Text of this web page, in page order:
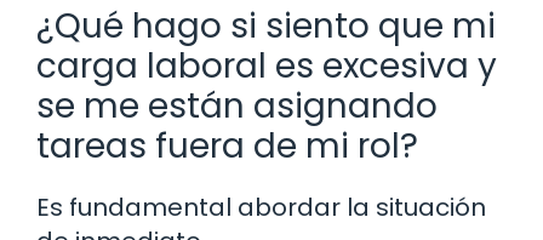
¿Qué hago si siento que mi
carga laboral es excesiva y
se me están asignando
tareas fuera de mi rol?
Es fundamental abordar la situación